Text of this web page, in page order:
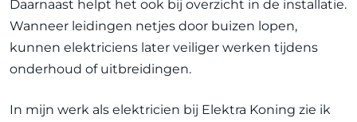
Daarnaast helpt het ook bij overzicht in de installatie.
Wanneer leidingen netjes door buizen lopen,
kunnen elektriciens later veiliger werken tijdens
onderhoud of uitbreidingen.
In mijn werk als elektricien bij Elektra Koning zie ik